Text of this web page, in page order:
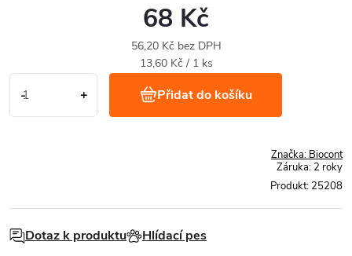
68 Kč
56,20 Kč bez DPH
Měrná
13,60 Kč / 1 ks
Přidat do košíku
Značka: Biocont
Záruka: 2 roky
Produkt: 25208
Dotaz k produktu Hlídací pes